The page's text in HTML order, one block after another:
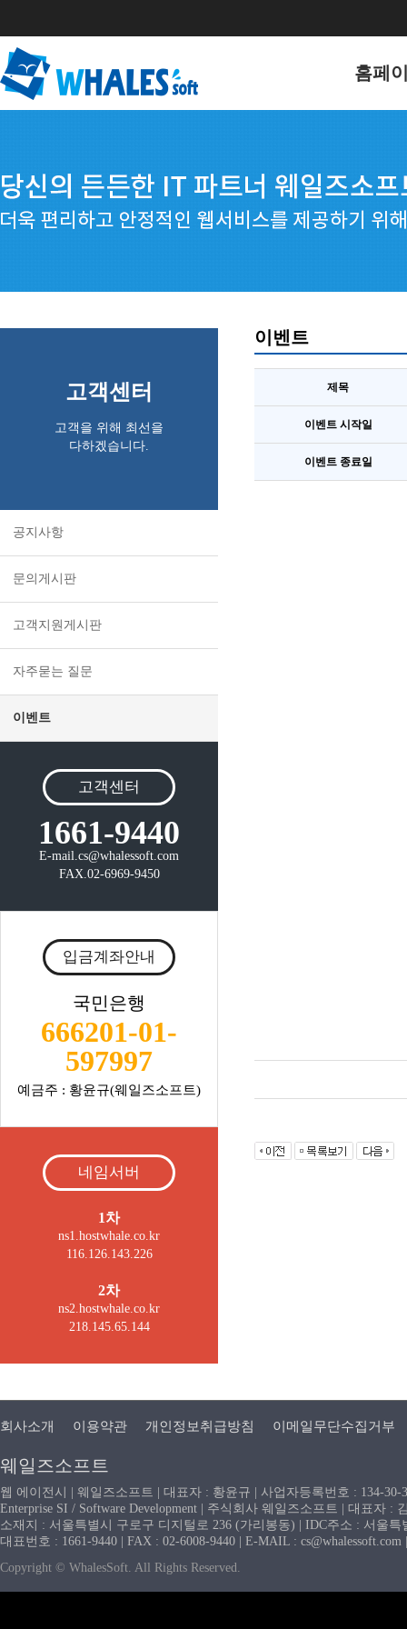
홈페
포트폴
고객센터
고객을 위해 최선을
다하겠습니다.
공지사항
문의게시판
고객지원게시판
자주묻는 질문
이벤트
고객센터
1661-9440
E-mail.cs@whalessoft.com
FAX.02-6969-9450
입금계좌안내
국민은행
666201-01-
597997
예금주 : 황윤규(웨일즈소프트)
네임서버
1차
ns1.hostwhale.co.kr
116.126.143.226
2차
ns2.hostwhale.co.kr
218.145.65.144
이벤트
제목
이벤트 시작일
이벤트 종료일
회사소개 이용약관 개인정보취급방침 이메일무단수집거부
웨일즈소프트
웹 에이전시 | 웨일즈소프트 | 대표자 : 황윤규 | 사업자등록번호 : 134-
Enterprise SI / Software Development | 주식회사 웨일즈소프트 | 대표자 :
소재지 : 서울특별시 구로구 디지털로 236 (가리봉동) | IDC주소 : 서울
대표번호 : 1661-9440 | FAX : 02-6008-9440 | E-MAIL :
Copyright © WhalesSoft. All Rights Reserved.